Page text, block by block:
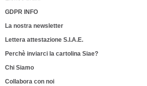
GDPR INFO
La nostra newsletter
Lettera attestazione S.I.A.E.
Perchè inviarci la cartolina Siae?
Chi Siamo
Collabora con noi